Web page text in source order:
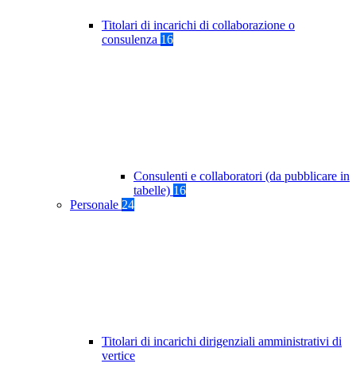
Titolari di incarichi di collaborazione o
consulenza 16
Consulenti e collaboratori (da pubblicare in
tabelle) 16
Personale 24
Titolari di incarichi dirigenziali amministrativi di
vertice